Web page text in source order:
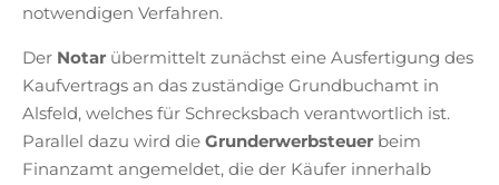
notwendigen Verfahren.
Der Notar übermittelt zunächst eine Ausfertigung des
Kaufvertrags an das zuständige Grundbuchamt in
Alsfeld, welches für Schrecksbach verantwortlich ist.
Parallel dazu wird die Grunderwerbsteuer beim
Finanzamt angemeldet, die der Käufer innerhalb